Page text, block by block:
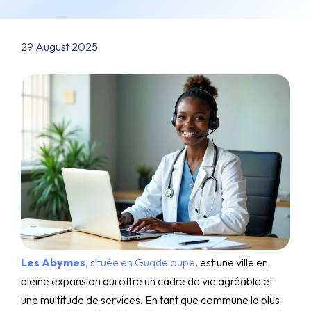
29 August 2025
Les Abymes, située en Guadeloupe, est une ville en
pleine expansion qui offre un cadre de vie agréable et
une multitude de services. En tant que commune la plus